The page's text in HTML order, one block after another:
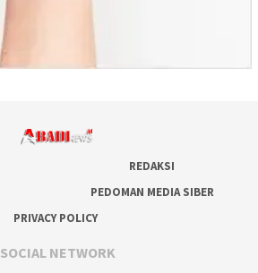
REDAKSI
PEDOMAN MEDIA SIBER
PRIVACY POLICY
SOCIAL NETWORK